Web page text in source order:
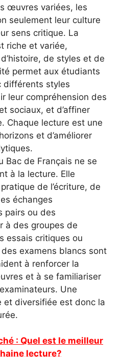
œuvres variées, les
seulement leur culture
sens critique. La
riche et variée,
de styles et de
permet aux étudiants
différents styles
leur compréhension des
sociaux, et d’affiner
Chaque lecture est une
et d’améliorer
Bac de Français ne se
à la lecture. Elle
de l’écriture, de
échanges
pairs ou des
à des groupes de
essais critiques ou
examens blancs sont
à renforcer la
et à se familiariser
Une
et diversifiée est donc la
: Quel est le meilleur
lecture?